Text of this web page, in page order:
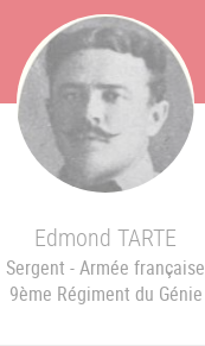
Edmond TARTE
Sergent - Armée française
9ème Régiment du Génie